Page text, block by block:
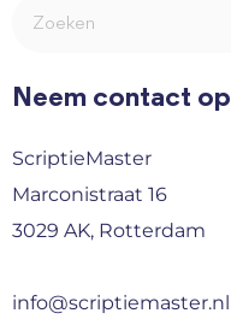
Neem contact op
ScriptieMaster
Marconistraat 16
3029 AK, Rotterdam
info@scriptiemaster.nl